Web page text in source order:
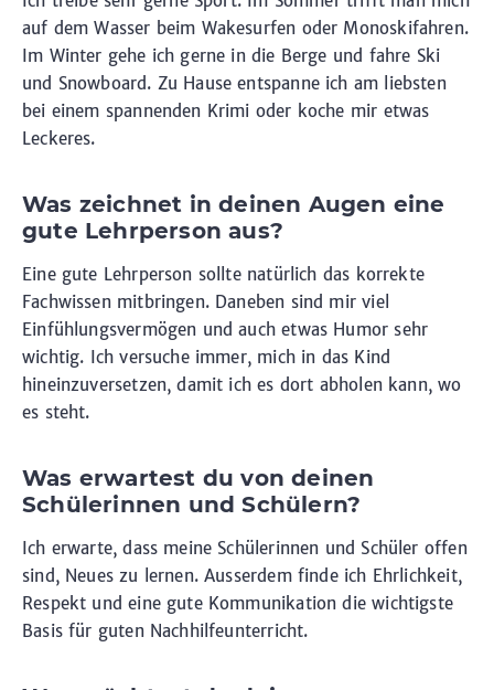
auf dem Wasser beim Wakesurfen oder Monoskifahren.
Im Winter gehe ich gerne in die Berge und fahre Ski
und Snowboard. Zu Hause entspanne ich am liebsten
bei einem spannenden Krimi oder koche mir etwas
Leckeres.
Was zeichnet in deinen Augen eine
gute Lehrperson aus?
Eine gute Lehrperson sollte natürlich das korrekte
Fachwissen mitbringen. Daneben sind mir viel
Einfühlungsvermögen und auch etwas Humor sehr
wichtig. Ich versuche immer, mich in das Kind
hineinzuversetzen, damit ich es dort abholen kann, wo
es steht.
Was erwartest du von deinen
Schülerinnen und Schülern?
Ich erwarte, dass meine Schülerinnen und Schüler offen
sind, Neues zu lernen. Ausserdem finde ich Ehrlichkeit,
Respekt und eine gute Kommunikation die wichtigste
Basis für guten Nachhilfeunterricht.